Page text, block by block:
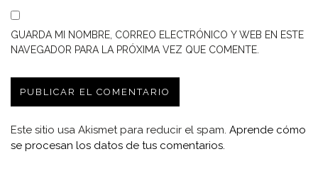
GUARDA MI NOMBRE, CORREO ELECTRÓNICO Y WEB EN ESTE
NAVEGADOR PARA LA PRÓXIMA VEZ QUE COMENTE.
Este sitio usa Akismet para reducir el spam. Aprende cómo
se procesan los datos de tus comentarios.